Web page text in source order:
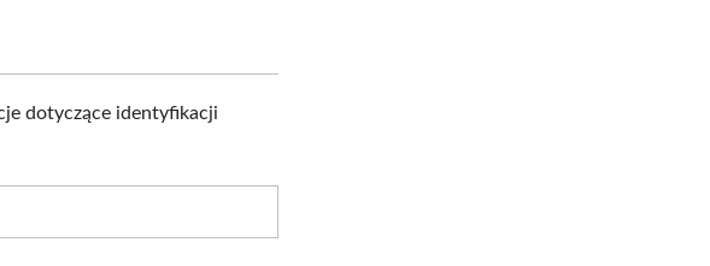
dotyczące identyfikacji